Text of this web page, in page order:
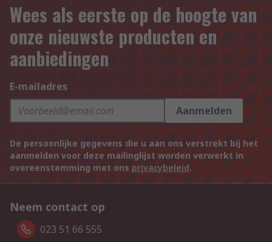
Wees als eerste op de hoogte van
onze nieuwste producten en
aanbiedingen
E-mailadres
Aanmelden
De persoonlijke gegevens die u aan ons verstrekt bij het
aanmelden voor deze mailinglijst worden verwerkt in
overeenstemming met ons privacybeleid.
Neem contact op
023 51 66 555